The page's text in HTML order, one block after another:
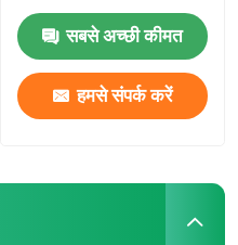
सबसे अच्छी कीमत
हमसे संपर्क करें